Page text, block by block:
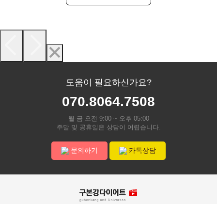
도움이 필요하신가요?
070.8064.7508
월-금 오전 9:00 ~ 오후 05:00
주말 및 공휴일은 상담이 어렵습니다.
문의하기 카톡상담